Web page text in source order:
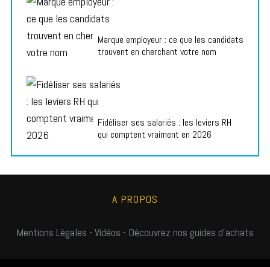
Marque employeur : ce que les candidats
trouvent en cherchant votre nom
Fidéliser ses salariés : les leviers RH
qui comptent vraiment en 2026
A PROPOS
Mentions Légales - Vidéos - Découvrez nos guides d'achats